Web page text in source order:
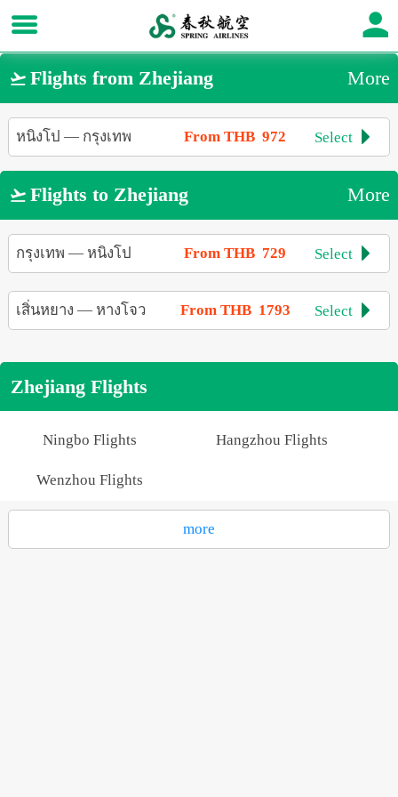
 Flights from Zhejiang More
หนิงโป — กรุงเทพ From THB 972 Select 
 Flights to Zhejiang More
กรุงเทพ — หนิงโป From THB 729 Select 
เสิ่นหยาง — หางโจว From THB 1793 Select 
Zhejiang Flights
Ningbo Flights Hangzhou Flights
Wenzhou Flights
more